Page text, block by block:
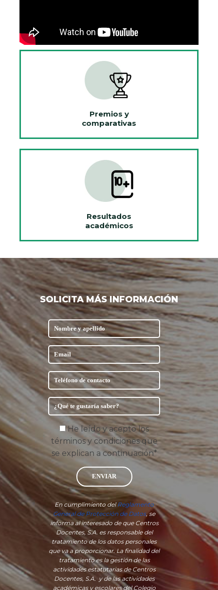
Premios y
comparativas
Resultados
académicos
SOLICITA MÁS INFORMACIÓN
He leído y acepto los
términos y condiciones que
se explican a continuación*
ENVIAR
En cumplimiento delReglamento
General de Protección de Datos, se
informa al interesado de que Centros
Docentes, S.A. es responsable del
tratamiento de los datos personales
que va a proporcionar. La finalidad del
tratamiento es la gestión de las
actividades estatutarias de Centros
Docentes, S.A. y de las actividades
académicas y escolares del Colegio